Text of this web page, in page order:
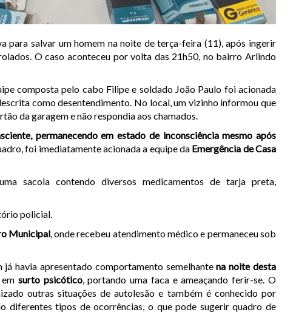
para salvar um homem na noite de terça-feira (11), após ingerir
O caso aconteceu por volta das 21h50, no bairro Arlindo
composta pelo cabo Filipe e soldado João Paulo foi acionada
como desentendimento. No local, um vizinho informou que
da garagem e não respondia aos chamados.
permanecendo em estado de inconsciência mesmo após
foi imediatamente acionada a equipe da Emergência de Casa
sacola contendo diversos medicamentos de tarja preta,
policial.
Municipal, onde recebeu atendimento médico e permaneceu sob
já havia apresentado comportamento semelhantena noite desta
surto psicótico, portando uma faca e ameaçando ferir-se. O
outras situações de autolesão e também é conhecido por
diferentes tipos de ocorrências, o que pode sugerir quadro de